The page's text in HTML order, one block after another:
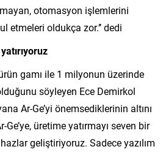
otomasyon işlemlerini
etmeleri oldukça zor.’’ dedi
gamı ile 1 milyonun üzerinde
söyleyen Ece Demirkol
Ar-Ge’yi önemsediklerinin altını
Ge’ye, üretime yatırmayı seven bir
geliştiriyoruz. Sadece yazılım